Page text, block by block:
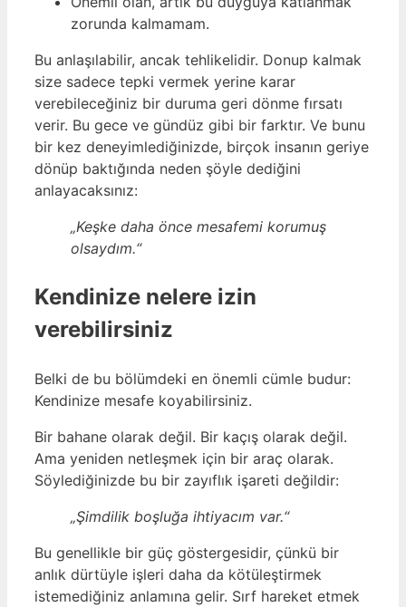
zorunda kalmamam.
Bu anlaşılabilir, ancak tehlikelidir. Donup kalmak
size sadece tepki vermek yerine karar
verebileceğiniz bir duruma geri dönme fırsatı
verir. Bu gece ve gündüz gibi bir farktır. Ve bunu
bir kez deneyimlediğinizde, birçok insanın geriye
dönüp baktığında neden şöyle dediğini
anlayacaksınız:
„Keşke daha önce mesafemi korumuş
olsaydım.“
Kendinize nelere izin
verebilirsiniz
Belki de bu bölümdeki en önemli cümle budur:
Kendinize mesafe koyabilirsiniz.
Bir bahane olarak değil. Bir kaçış olarak değil.
Ama yeniden netleşmek için bir araç olarak.
Söylediğinizde bu bir zayıflık işareti değildir:
„Şimdilik boşluğa ihtiyacım var.“
Bu genellikle bir güç göstergesidir, çünkü bir
anlık dürtüyle işleri daha da kötüleştirmek
istemediğiniz anlamına gelir. Sırf hareket etmek